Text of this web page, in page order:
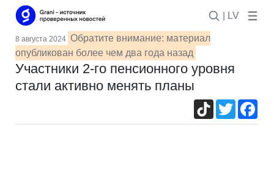
| LV
8 августа 2024 Обратите внимание: материал
опубликован более чем два года назад
Участники 2-го пенсионного уровня
стали активно менять планы
TikTokTwitter